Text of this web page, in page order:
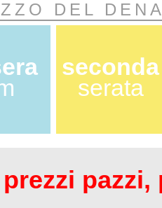
DEL
seconda
serata
pazzi,